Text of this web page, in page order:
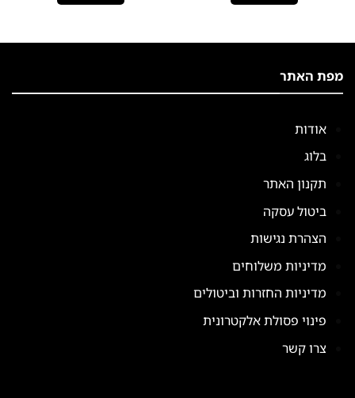
מפת האתר
אודות
בלוג
תקנון האתר
ביטול עסקה
הצהרת נגישות
מדיניות משלוחים
מדיניות החזרות וביטולים
פינוי פסולת אלקטרונית
צרו קשר